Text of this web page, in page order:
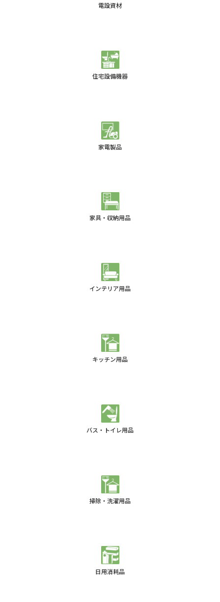
電設資材
住宅設備機器
家電製品
家具・収納用品
インテリア用品
キッチン用品
バス・トイレ用品
掃除・洗濯用品
日用消耗品